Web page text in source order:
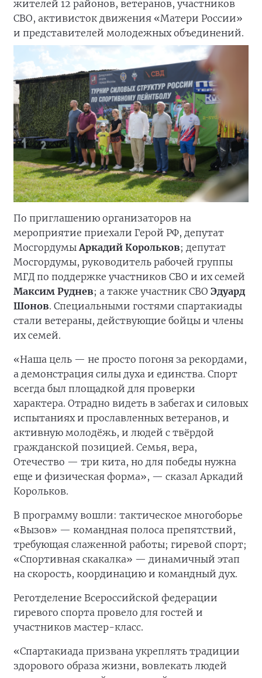
жителей 12 районов, ветеранов, участников
СВО, активисток движения «Матери России»
и представителей молодежных объединений.
По приглашению организаторов на
мероприятие приехали Герой РФ, депутат
МосгордумыАркадий Корольков; депутат
Мосгордумы, руководитель рабочей группы
МГД по поддержке участников СВО и их семей
Максим Руднев; а также участник СВО Эдуард
Шонов. Специальными гостями спартакиады
стали ветераны, действующие бойцы и члены
их семей.
«Наша цель — не просто погоня за рекордами,
а демонстрация силы духа и единства. Спорт
всегда был площадкой для проверки
характера. Отрадно видеть в забегах и силовых
испытаниях и прославленных ветеранов, и
активную молодёжь, и людей с твёрдой
гражданской позицией. Семья, вера,
Отечество — три кита, но для победы нужна
еще и физическая форма», — сказал Аркадий
Корольков.
В программу вошли: тактическое многоборье
«Вызов» — командная полоса препятствий,
требующая слаженной работы; гиревой спорт;
«Спортивная скакалка» — динамичный этап
на скорость, координацию и командный дух.
Реготделение Всероссийской федерации
гиревого спорта провело для гостей и
участников мастер-класс.
«Спартакиада призвана укреплять традиции
здорового образа жизни, вовлекать людей